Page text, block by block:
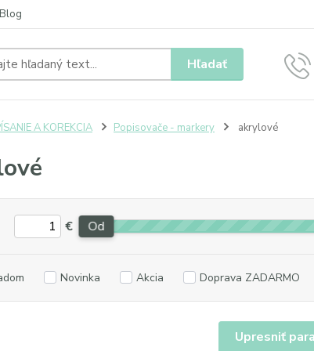
Blog
Hľadať
A KOREKCIA Popisovače - markery akrylové
Upresniť
€ Od
Novinka Akcia Doprava ZADARMO